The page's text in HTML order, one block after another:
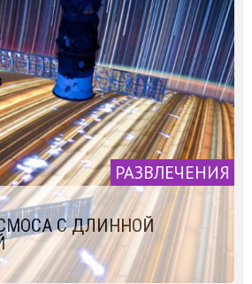
РАЗВЛЕЧЕНИЯ
С ДЛИННОЙ